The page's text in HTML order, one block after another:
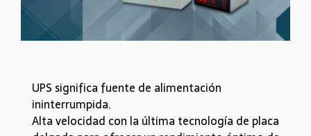
UPS significa fuente de alimentación
ininterrumpida.
Alta velocidad con la última tecnología de placa